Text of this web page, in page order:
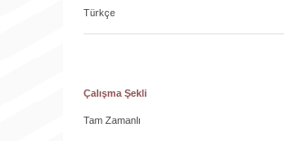
Türkçe
Çalışma Şekli
Tam Zamanlı